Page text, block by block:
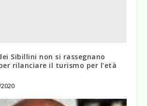
Sibillini non si rassegnano
rilanciare il turismo per l’età